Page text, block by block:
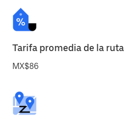
Tarifa promedia de la ruta
MX$86